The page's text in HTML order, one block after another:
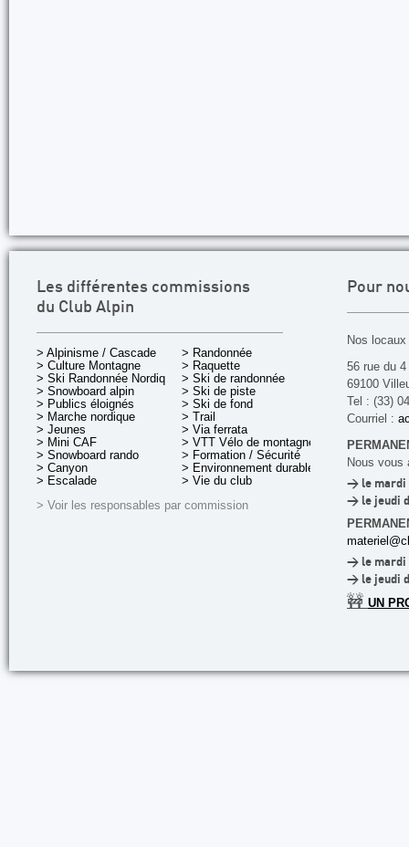
Les différentes commissions
du Club Alpin
> Alpinisme / Cascade
> Culture Montagne
> Ski Randonnée Nordique
> Snowboard alpin
> Publics éloignés
> Marche nordique
> Jeunes
> Mini CAF
> Snowboard rando
> Canyon
> Escalade
> Randonnée
> Raquette
> Ski de randonnée
> Ski de piste
> Ski de fond
> Trail
> Via ferrata
> VTT Vélo de montagne
> Formation / Sécurité
> Environnement durable
> Vie du club
> Voir les responsables par commission
Pour
Nos
56 rue du
69100
Tel : (33)
Courriel :
Nous vous
> le mardi
> le jeudi
> le mardi
> le jeudi
🚧 UN